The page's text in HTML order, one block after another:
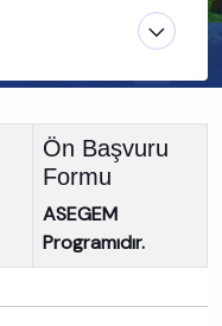
Ön Başvuru
Formu
ASEGEM
Programıdır.